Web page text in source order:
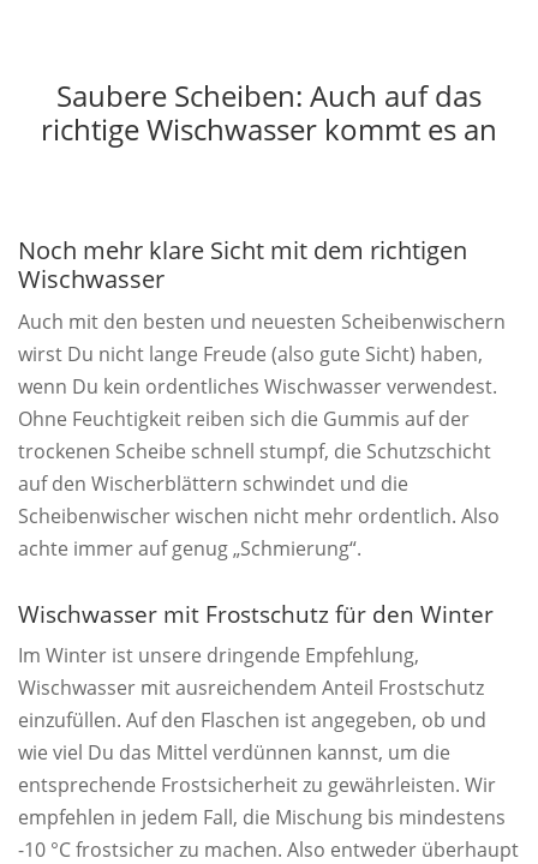
Saubere Scheiben: Auch auf das
richtige Wischwasser kommt es an
Noch mehr klare Sicht mit dem richtigen
Wischwasser
Auch mit den besten und neuesten Scheibenwischern
wirst Du nicht lange Freude (also gute Sicht) haben,
wenn Du kein ordentliches Wischwasser verwendest.
Ohne Feuchtigkeit reiben sich die Gummis auf der
trockenen Scheibe schnell stumpf, die Schutzschicht
auf den Wischerblättern schwindet und die
Scheibenwischer wischen nicht mehr ordentlich. Also
achte immer auf genug „Schmierung“.
Wischwasser mit Frostschutz für den Winter
Im Winter ist unsere dringende Empfehlung,
Wischwasser mit ausreichendem Anteil Frostschutz
einzufüllen. Auf den Flaschen ist angegeben, ob und
wie viel Du das Mittel verdünnen kannst, um die
entsprechende Frostsicherheit zu gewährleisten. Wir
empfehlen in jedem Fall, die Mischung bis mindestens
-10 °C frostsicher zu machen. Also entweder überhaupt